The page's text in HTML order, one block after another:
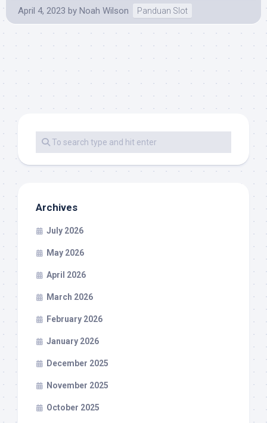
April 4, 2023 by Noah Wilson Panduan Slot
Archives
July 2026
May 2026
April 2026
March 2026
February 2026
January 2026
December 2025
November 2025
October 2025